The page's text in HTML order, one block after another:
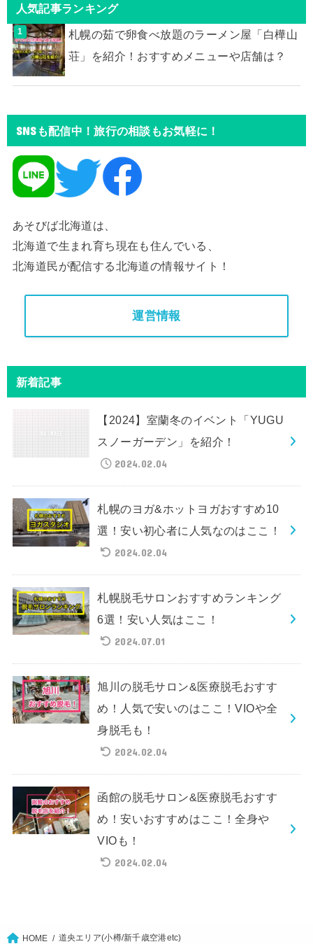
人気記事ランキング
札幌の茹で卵食べ放題のラーメン屋「白樺山
荘」を紹介！おすすめメニューや店舗は？
SNSも配信中！旅行の相談もお気軽に！
あそびば北海道は、
北海道で生まれ育ち現在も住んでいる、
北海道民が配信する北海道の情報サイト！
運営情報
新着記事
【2024】室蘭冬のイベント「YUGU
スノーガーデン」を紹介！
2024.02.04
札幌のヨガ&ホットヨガおすすめ10
選！安い初心者に人気なのはここ！
2024.02.04
札幌脱毛サロンおすすめランキング
6選！安い人気はここ！
2024.07.01
旭川の脱毛サロン&医療脱毛おすす
め！人気で安いのはここ！VIOや全
身脱毛も！
2024.02.04
函館の脱毛サロン&医療脱毛おすす
め！安いおすすめはここ！全身や
VIOも！
2024.02.04
HOME 道央エリア(小樽/新千歳空港etc)